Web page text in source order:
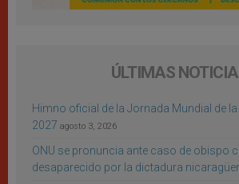
ÚLTIMAS
Himno oficial de la Jornada Mundial de la
2027 agosto 3, 2026
ONU se pronuncia ante caso de obispo
desaparecido por la dictadura